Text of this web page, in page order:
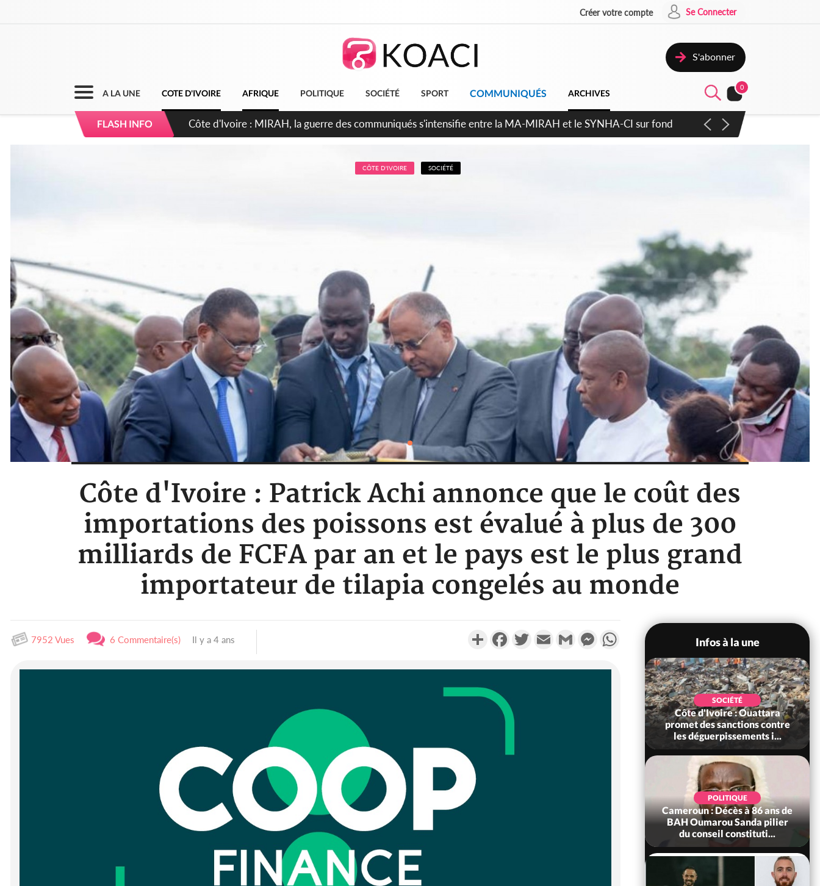
Créer votre compte Se Connecter
S'abonner
A LA UNE COTE D'IVOIRE AFRIQUE POLITIQUE SOCIÉTÉ SPORT COMMUNIQUÉS ARCHIVES
0
FLASH INFO Côte d'Ivoire : Indépendance 2026, Thiam plaide pour un environnement démocratique plus apaisé
CÔTE D'IVOIRE SOCIÉTÉ
Côte d'Ivoire : Patrick Achi annonce que le coût des
importations des poissons est évalué à plus de 300
milliards de FCFA par an et le pays est le plus grand
importateur de tilapia congelés au monde
7952 Vues 6 Commentaire(s) Il y a 4 ans PartagerFacebookTwitterEmail Gmail MessengerWhatsApp
Infos à la une
Côte d'Ivoire : Après le pari
réussi du 66e anniversaire,
SOCIÉTÉ
Côte d'Ivoire : Ouattara
promet des sanctions contre
les déguerpissements i...
POLITIQUE
Cameroun : Décès à 86 ans de
BAH Oumarou Sanda pilier
du conseil constituti...